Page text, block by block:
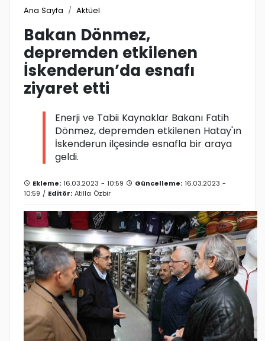
Ana Sayfa Aktüel
Bakan Dönmez,
depremden etkilenen
İskenderun’da esnafı
ziyaret etti
Enerji ve Tabii Kaynaklar Bakanı Fatih
Dönmez, depremden etkilenen Hatay'ın
İskenderun ilçesinde esnafla bir araya
geldi.
Ekleme: 16.03.2023 - 10:59 Güncelleme: 16.03.2023 -
10:59 / Editör: Atilla Özbir